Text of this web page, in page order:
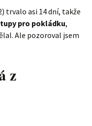
trvalo asi 14 dní, takže
pro pokládku,
Ale pozoroval jsem
z